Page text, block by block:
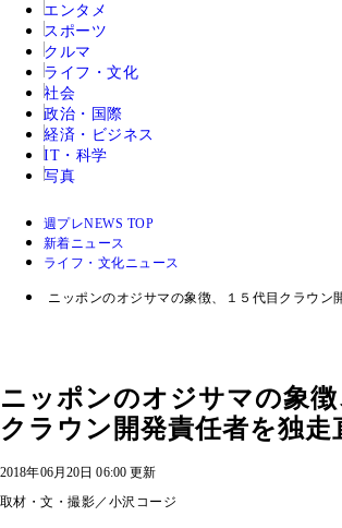
エンタメ
スポーツ
クルマ
ライフ・文化
社会
政治・国際
経済・ビジネス
IT・科学
写真
週プレNEWS TOP
新着ニュース
ライフ・文化ニュース
ニッポンのオジサマの象徴、１５代目クラウン
ニッポンのオジサマの象徴
クラウン開発責任者を独走
2018年06月20日 06:00 更新
取材・文・撮影／小沢コージ